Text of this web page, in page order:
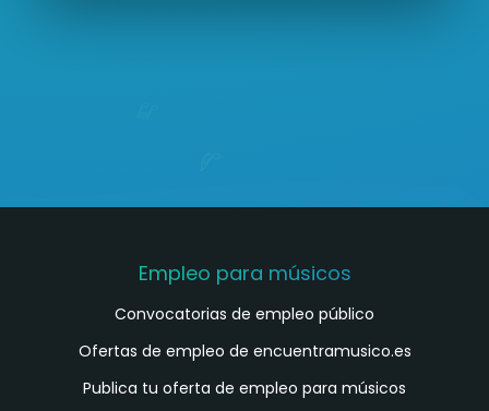
Empleo para músicos
Convocatorias de empleo público
Ofertas de empleo de encuentramusico.es
Publica tu oferta de empleo para músicos